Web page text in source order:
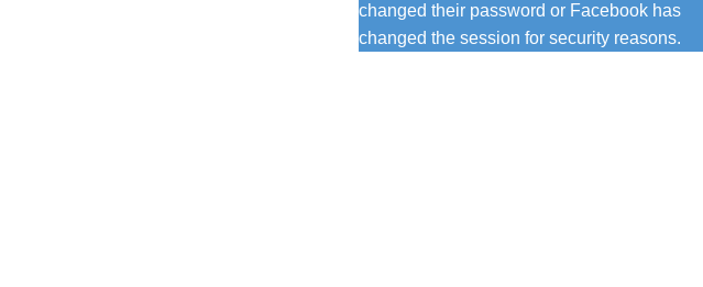
changed their password or Facebook has
changed the session for security reasons.